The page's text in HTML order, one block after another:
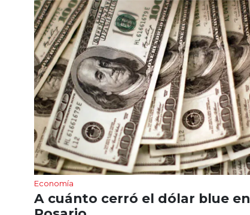
Economía
A cuánto cerró el dólar blue en